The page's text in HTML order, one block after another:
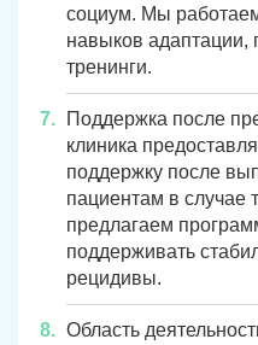
социум. Мы
навыков адаптации,
тренинги.
Поддержка после
клиника
поддержку после
пациентам в случае
предлагаем
поддерживать
рецидивы.
Область